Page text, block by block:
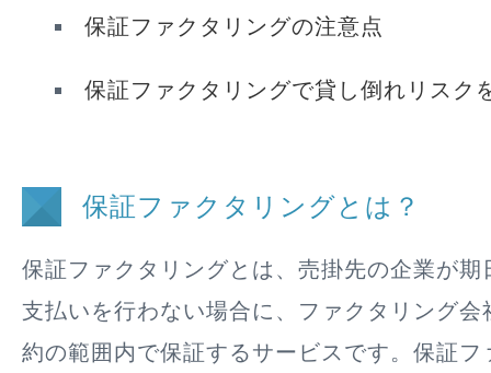
保証ファクタリングの注意点
保証ファクタリングで貸し倒れリスク
保証ファクタリングとは？
保証ファクタリングとは、売掛先の企業が期
支払いを行わない場合に、ファクタリング会
約の範囲内で保証するサービスです。保証フ